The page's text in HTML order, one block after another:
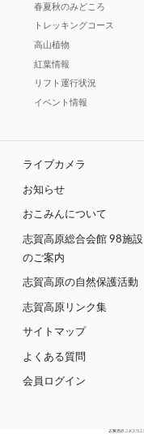
春夏秋のみどころ
トレッキングコース
高山植物
紅葉情報
リフト運行状況
イベント情報
ライブカメラ
お知らせ
おこみんについて
志賀高原総合会館 98施設
のご案内
志賀高原の自然保護活動
志賀高原リンク集
サイトマップ
よくある質問
会員ログイン